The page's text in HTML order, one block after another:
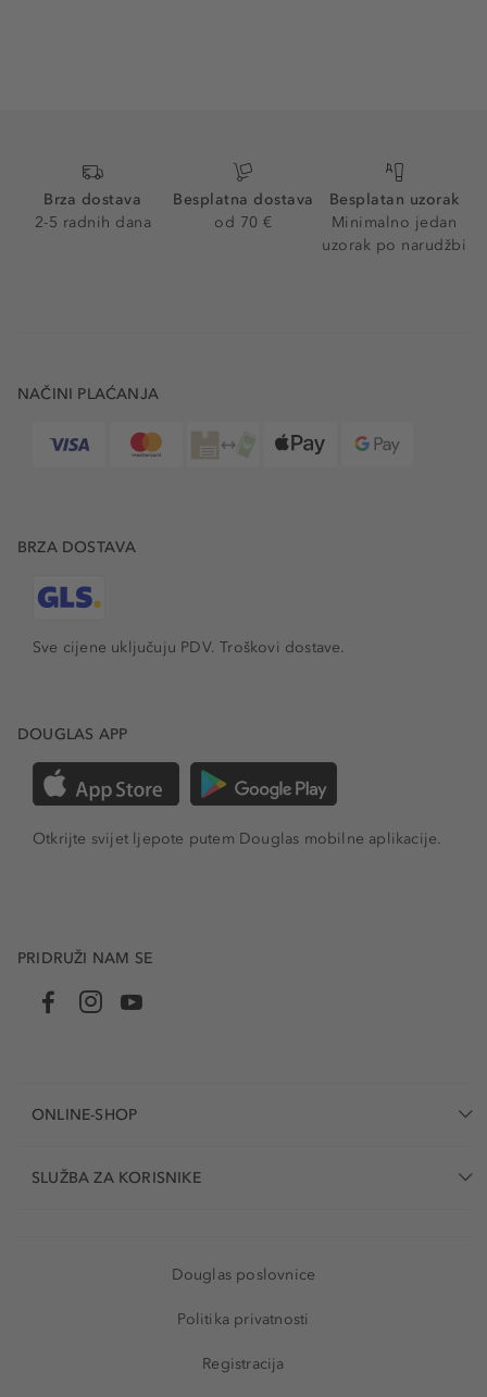
Brza dostava
2-5 radnih dana
Besplatna dostava
od 70 €
Besplatan uzorak
Minimalno jedan
uzorak po narudžbi
NAČINI PLAĆANJA
BRZA DOSTAVA
Sve cijene uključuju PDV.Troškovi dostave.
DOUGLAS APP
Otkrijte svijet ljepote putem Douglas mobilne aplikacije.
PRIDRUŽI NAM SE
ONLINE-SHOP
SLUŽBA ZA KORISNIKE
Douglas poslovnice
Politika privatnosti
Registracija